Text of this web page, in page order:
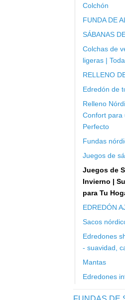
Colchón
FUNDA DE
SÁBANAS
Colchas de
ligeras |
RELLENO
Edredón de
Relleno
Confort para
Perfecto
Fundas
Juegos de
Juegos de
Invierno |
para Tu
EDREDÓN
Sacos
Edredones
- suavidad,
Mantas
Edredones